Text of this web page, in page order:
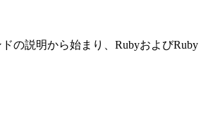
の説明から始まり、Rubyおよび